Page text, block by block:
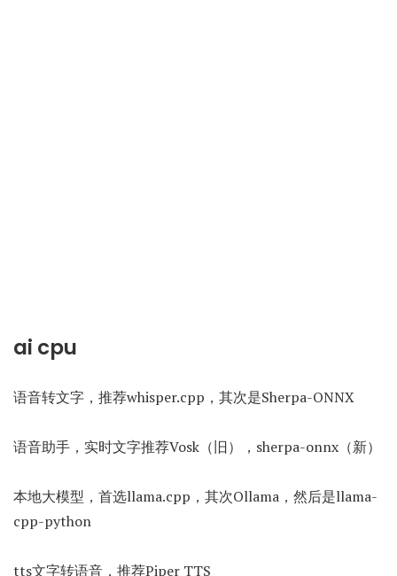
ai cpu
语音转文字，推荐whisper.cpp，其次是Sherpa-ONNX
语音助手，实时文字推荐Vosk（旧），sherpa-onnx（新）
本地大模型，首选llama.cpp，其次Ollama，然后是llama-
cpp-python
tts文字转语音，推荐Piper TTS